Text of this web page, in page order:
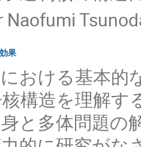
Naofumi
果
おける基本的
構造を理解す
と多体問題の